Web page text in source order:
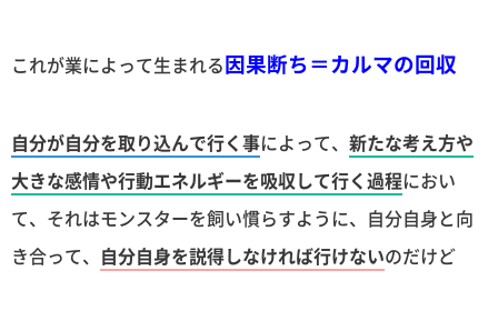
これが業によって生まれる因果断ち＝カルマの回収
自分が自分を取り込んで行く事によって、 新たな考え方や
大きな感情や行動エネルギーを吸収して行く過程におい
て、それはモンスターを飼い慣らすように、自分自身と向
き合って、 自分自身を説得しなければ行けないのだけど